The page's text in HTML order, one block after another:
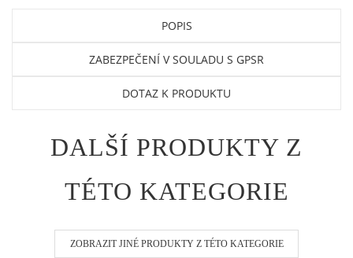
POPIS
ZABEZPEČENÍ V SOULADU S GPSR
DOTAZ K PRODUKTU
DALŠÍ PRODUKTY Z
TÉTO KATEGORIE
ZOBRAZIT JINÉ PRODUKTY Z TÉTO KATEGORIE